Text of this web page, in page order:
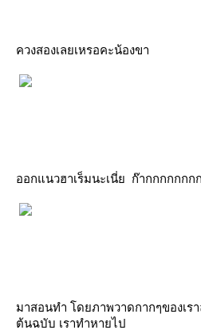
ควงสองเลยเหรอคะน้องขา
ออกแนวฮาเร็มนะเนี่ย ก๊ากกกกกกก
มาสอนทำ โดยภาพวาดกากๆของเร
ต้นฉบับ เราทำหายไป